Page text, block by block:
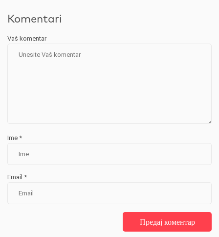
Komentari
Vaš komentar
Ime*
Email *